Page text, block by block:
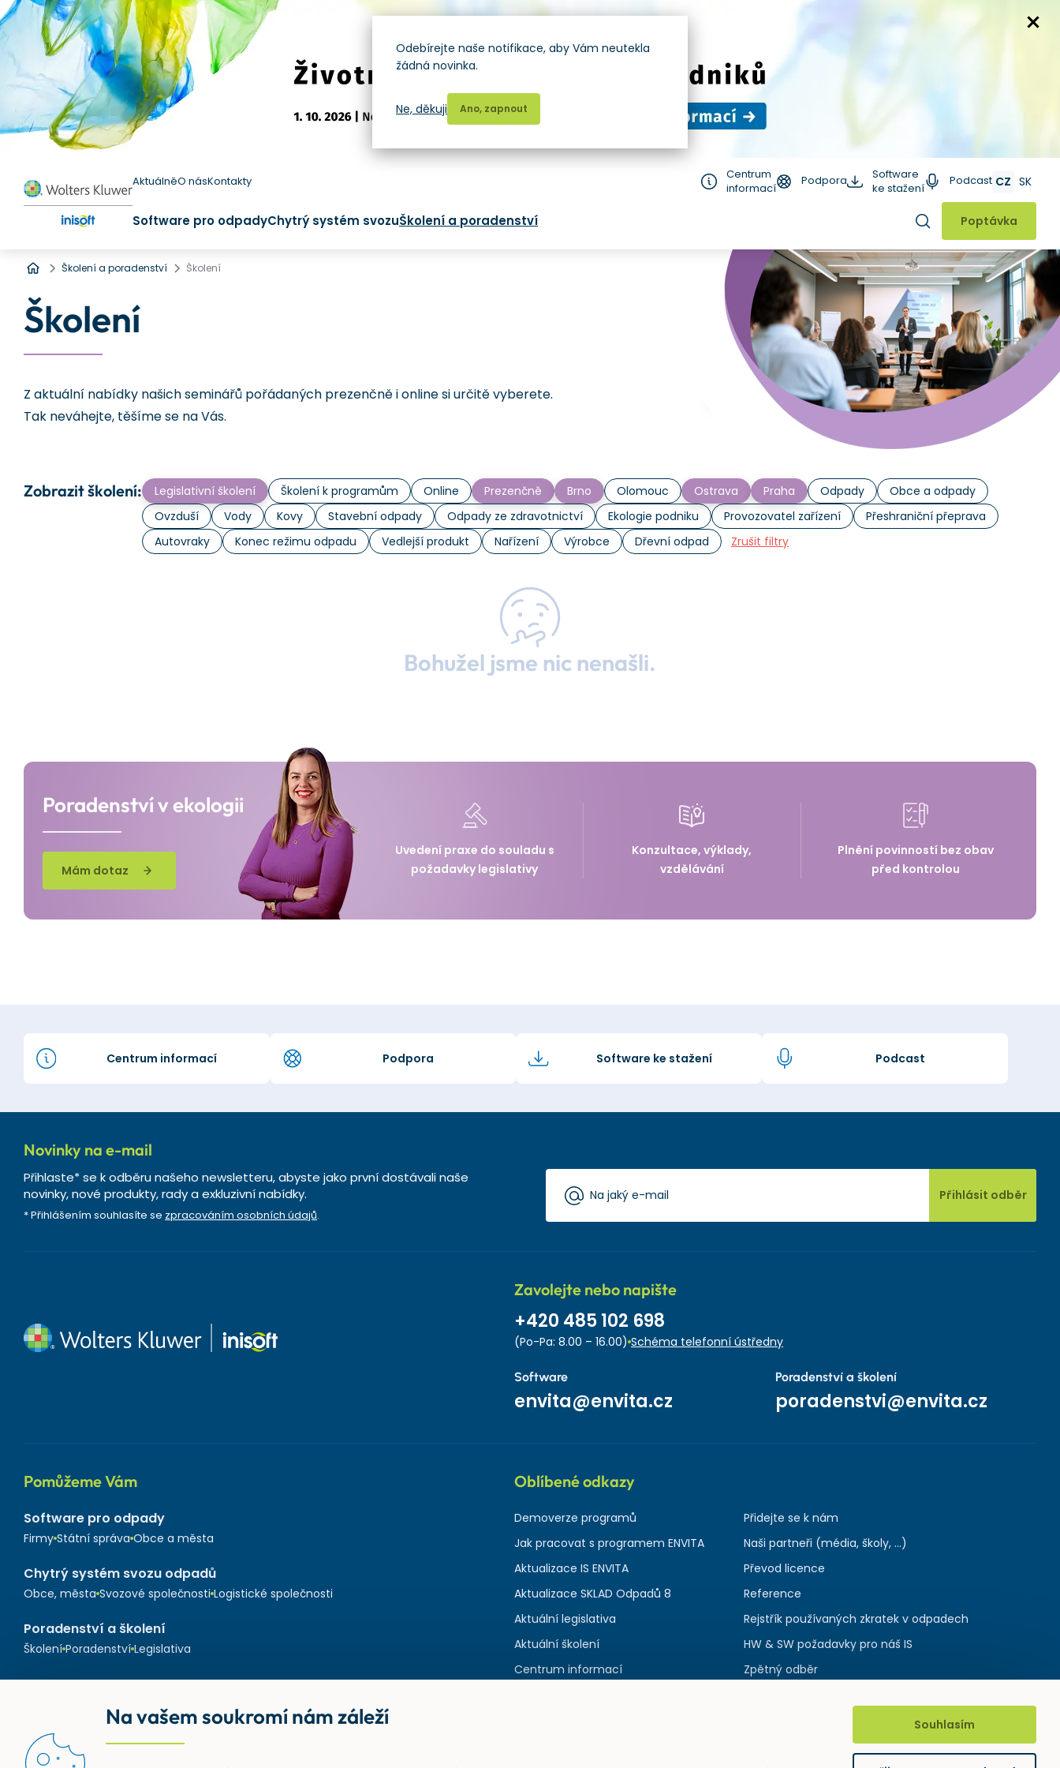
AktuálněO násKontakty
Centrum
informací
Podpora
Software
ke stažení
Podcast CZ SK
Software pro odpadyChytrý systém svozuŠkolení a poradenství Hledat
Poptávka
Úvod
Školení a poradenství Školení
Školení
Z aktuální nabídky našich seminářů pořádaných prezenčně i online si určitě vyberete.
Tak neváhejte, těšíme se na Vás.
Zobrazit školení: Legislativní školení Školení k programům Online Prezenčně Brno Olomouc Ostrava Praha Odpady
Obce a odpady
Ovzduší
Vody Kovy Stavební odpady Odpady ze zdravotnictví Ekologie podniku Provozovatel zařízení
Přeshraniční přeprava
Autovraky
Konec režimu odpadu Vedlejší produkt Nařízení Výrobce Dřevní odpad Zrušit filtry
Bohužel jsme nic nenašli.
Poradenství v ekologii
Mám dotaz
Uvedení praxe do souladu s
požadavky legislativy
Konzultace, výklady,
vzdělávání
Plnění povinností bez obav
před kontrolou
Centrum informací Podpora Software ke stažení Podcast
Novinky na e-mail
Přihlaste* se k odběru našeho newsletteru, abyste jako první dostávali naše
novinky, nové produkty, rady a exkluzivní nabídky.
* Přihlášením souhlasíte se zpracováním osobních údajů.
Přihlásit odběr
Zavolejte nebo napište
+420 485 102 698
(Po-Pa: 8.00 – 16.00) Schéma telefonní ústředny
Software
envita@envita.cz
Poradenství a školení
poradenstvi@envita.cz
Pomůžeme Vám
Software pro odpady
Firmy Státní správa Obce a města
Chytrý systém svozu odpadů
Obce, města Svozové společnosti Logistické společnosti
Poradenství a školení
Školení Poradenství Legislativa
Oblíbené odkazy
Demoverze programů
Jak pracovat s programem ENVITA
Aktualizace IS ENVITA
Aktualizace SKLAD Odpadů 8
Aktuální legislativa
Aktuální školení
Centrum informací
Přidejte se k nám
Naši partneři (média, školy, ...)
Převod licence
Reference
Rejstřík používaných zkratek v odpadech
HW & SW požadavky pro náš IS
Zpětný odběr
Odebírejte naše notifikace, aby Vám neutekla
žádná novinka.
Ano, zapnout
Ne, děkuji
Na vašem soukromí nám záleží Souhlasím